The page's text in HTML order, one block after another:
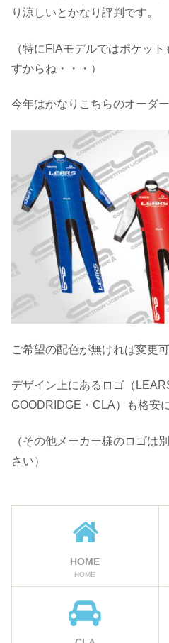
り涼しいとかなり評判です。
（特にFIAモデルではポケッ
すからね・・・）
今年はかなりこちらのオーダ
ご希望の配色が無ければ変更可
デザイン上にあるロゴ（
GOODRIDGE・CLA）も格安
（その他メーカー様のロゴは
さい）
HOME
HOME